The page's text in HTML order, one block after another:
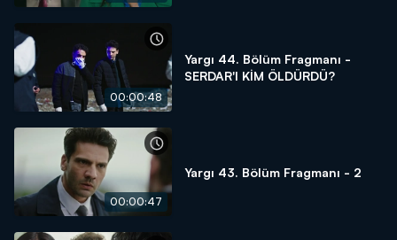
00:00:48
Yargı 44. Bölüm Fragmanı -
SERDAR'I KİM ÖLDÜRDÜ?
00:00:47
Yargı 43. Bölüm Fragmanı - 2